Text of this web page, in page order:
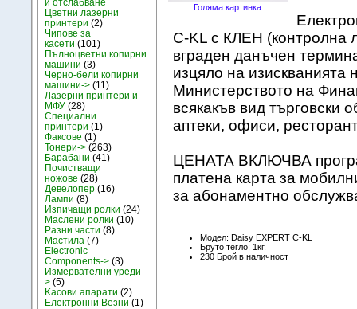
и отслабване
Цветни лазерни
принтери (2)
Чипове за
касети (101)
Пълноцветни копирни
машини (3)
Черно-бели копирни
машини-> (11)
Лазерни принтери и
МФУ (28)
Специални
принтери (1)
Факсове (1)
Тонери-> (263)
Барабани (41)
Почистващи
ножове (28)
Девелопер (16)
Лампи (8)
Изпичащи ролки (24)
Маслени ролки (10)
Разни части (8)
Мастила (7)
Electronic
Components-> (3)
Измервателни уреди-
> (5)
Kасови апарати (2)
Електронни Везни (1)
Голяма картинка
C-KL с КЛЕН (контролна
вграден данъчен
изцяло на
Министерството на
всякакъв вид търговски
аптеки, офиси,
ЦЕНАТА ВКЛЮЧВА
платена карта за
за абонаментно
Модел: Daisy EXPERT C-KL
Бруто тегло: 1кг.
230 Брой в наличност